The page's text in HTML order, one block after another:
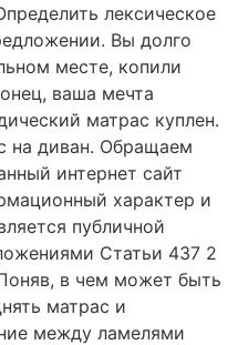
лексическое
Вы долго
месте, копили
ваша мечта
матрас куплен.
на диван. Обращаем
интернет сайт
характер и
публичной
Статьи 437 2
в чем может быть
матрас и
между ламелями